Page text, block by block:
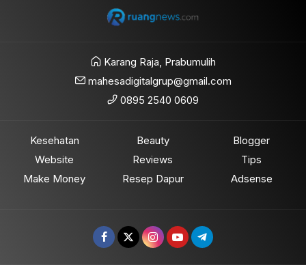
Karang Raja, Prabumulih
mahesadigitalgrup@gmail.com
0895 2540 0609
Kesehatan
Website
Make Money
Beauty
Reviews
Resep Dapur
Blogger
Tips
Adsense